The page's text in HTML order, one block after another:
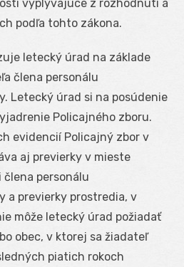
vyplývajúce z rozhodnutí a
podľa tohto zákona.
letecký úrad na základe
člena personálu
Letecký úrad si na posúdenie
Policajného zboru.
evidencií Policajný zbor v
aj previerky v mieste
člena personálu
a previerky prostredia, v
môže letecký úrad požiadať
obec, v ktorej sa žiadateľ
piatich rokoch